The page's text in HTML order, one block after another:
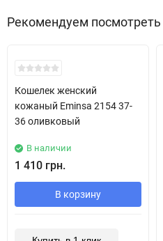
Рекомендуем посмотреть
Кошелек женский
кожаный Eminsa 2154 37-
36 оливковый
В наличии
1 410 грн.
В корзину